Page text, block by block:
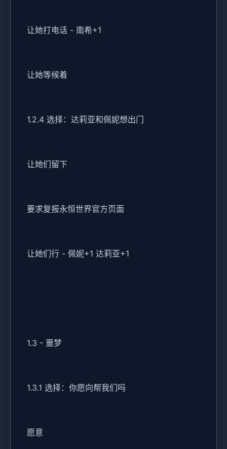
让她打电话 - 南希+1
让她等候着
1.2.4 选择：达莉亚和佩妮想出门
让她们留下
要求复报永恒世界官方页面
让她们行 - 佩妮+1 达莉亚+1
1.3 - 噩梦
1.3.1 选择：你愿向帮我们吗
愿意